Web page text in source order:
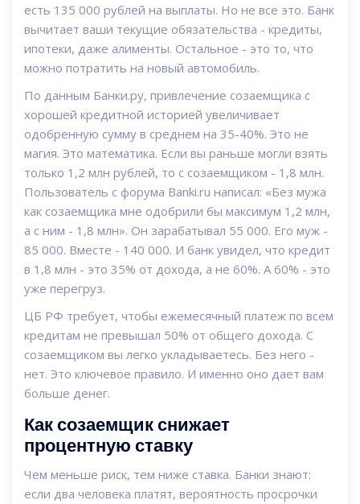
есть 135 000 рублей на выплаты. Но не все это. Банк
вычитает ваши текущие обязательства - кредиты,
ипотеки, даже алименты. Остальное - это то, что
можно потратить на новый автомобиль.
По данным Банки.ру, привлечение созаемщика с
хорошей кредитной историей увеличивает
одобренную сумму в среднем на 35-40%. Это не
магия. Это математика. Если вы раньше могли взять
только 1,2 млн рублей, то с созаемщиком - 1,8 млн.
Пользователь с форума Banki.ru написал: «Без мужа
как созаемщика мне одобрили бы максимум 1,2 млн,
а с ним - 1,8 млн». Он зарабатывал 55 000. Его муж -
85 000. Вместе - 140 000. И банк увидел, что кредит
в 1,8 млн - это 35% от дохода, а не 60%. А 60% - это
уже перегруз.
ЦБ РФ требует, чтобы ежемесячный платеж по всем
кредитам не превышал 50% от общего дохода. С
созаемщиком вы легко укладываетесь. Без него -
нет. Это ключевое правило. И именно оно дает вам
больше денег.
Как созаемщик снижает
процентную ставку
Чем меньше риск, тем ниже ставка. Банки знают:
если два человека платят, вероятность просрочки